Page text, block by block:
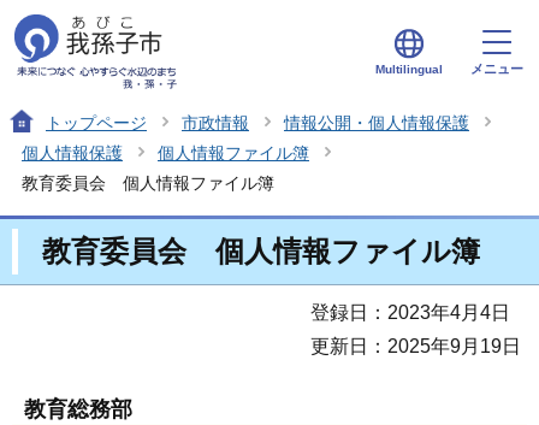
Multilingual メニュー
トップページ 市政情報
情報公開・個人情報保護
個人情報保護
個人情報ファイル簿
教育委員会 個人情報ファイル簿
教育委員会 個人情報ファイル簿
登録日：2023年4月4日
更新日：2025年9月19日
教育総務部